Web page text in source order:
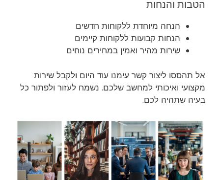
הטבות והנחות
הנחה מיוחדת ללקוחות חדשים
הנחות קבועות ללקוחות קיימים
שירות מהיר ואמין במחירים נוחים
אל תהססו ליצור קשר עימנו עוד היום ולקבל שירות
מקצועי ואיכותי למחשב שלכם. נשמח לעזור ולפתור כל
בעיה שתהיה לכם.